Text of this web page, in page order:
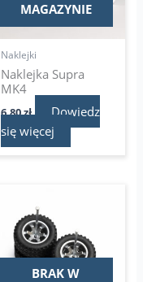
MAGAZYNIE
Naklejki
Naklejka Supra
MK4
6,80zł
Dowiedz
się więcej
BRAK W
wynosiła:
16,00 zł.14,00 zł.
produkt
ma
wiele
wariantów.